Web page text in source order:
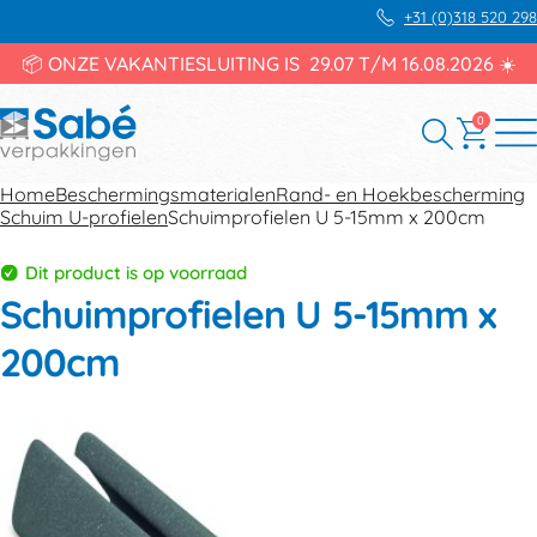
+31 (0)318 520 298
📦 ONZE VAKANTIESLUITING IS 29.07 T/M 16.08.2026 ☀️
0
HomeBeschermingsmaterialenRand- en Hoekbescherming
Schuim U-profielenSchuimprofielen U 5-15mm x 200cm
Dit product is op voorraad
Schuimprofielen U 5-15mm x
200cm